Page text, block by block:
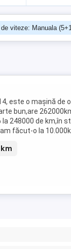
viteze: Manuala
este o mașină de
bun,are
248000 de km,în
făcut-o la